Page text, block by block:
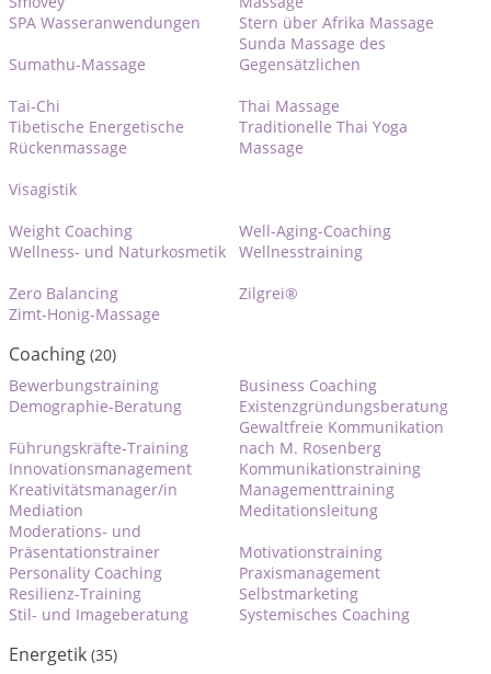
SPA Wasseranwendungen
Stern über Afrika Massage
Sumathu-Massage
Sunda Massage des
Gegensätzlichen
Tai-Chi
Thai Massage
Tibetische Energetische
Rückenmassage
Traditionelle Thai Yoga
Massage
Visagistik
Weight Coaching
Well-Aging-Coaching
Wellness- und Naturkosmetik
Wellnesstraining
Zero Balancing
Zilgrei®
Zimt-Honig-Massage
Coaching (20)
Bewerbungstraining
Business Coaching
Demographie-Beratung
Existenzgründungsberatung
Führungskräfte-Training
Gewaltfreie Kommunikation
nach M. Rosenberg
Innovationsmanagement
Kommunikationstraining
Kreativitätsmanager/in
Managementtraining
Mediation
Meditationsleitung
Moderations- und
Präsentationstrainer
Motivationstraining
Personality Coaching
Praxismanagement
Resilienz-Training
Selbstmarketing
Stil- und Imageberatung
Systemisches Coaching
Energetik (35)